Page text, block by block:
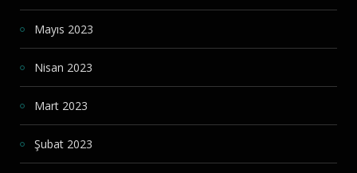
Mayıs 2023
Nisan 2023
Mart 2023
Şubat 2023